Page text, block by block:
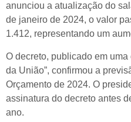
anunciou a atualização do
de janeiro de 2024, o valor
1.412, representando um
O decreto, publicado em uma
da União”, confirmou a
Orçamento de 2024. O
assinatura do decreto antes
ano.